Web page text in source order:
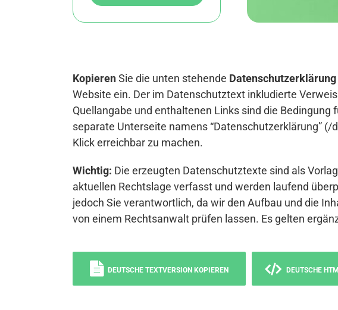
KopierenSie die unten stehende Datenschutzerklärung
Website ein. Der im Datenschutztext inkludierte
Quellangabe und enthaltenen Links sind die
separate Unterseite namens “Datenschutzerklärung”
Klick erreichbar zu machen.
Wichtig: Die erzeugten Datenschutztexte sind als
aktuellen Rechtslage verfasst und werden laufend
jedoch Sie verantwortlich, da wir den Aufbau und die
von einem Rechtsanwalt prüfen lassen. Es gelten
DEUTSCHE TEXTVERSION KOPIEREN DEUTSCHE